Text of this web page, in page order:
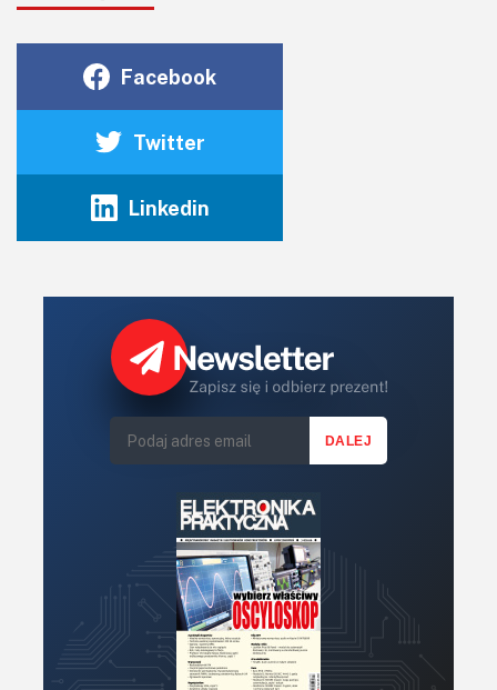
Facebook
Twitter
Linkedin